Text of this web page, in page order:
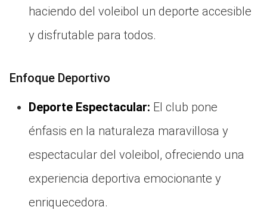
haciendo del voleibol un deporte accesible
y disfrutable para todos.
Enfoque Deportivo
Deporte Espectacular: El club pone
énfasis en la naturaleza maravillosa y
espectacular del voleibol, ofreciendo una
experiencia deportiva emocionante y
enriquecedora.